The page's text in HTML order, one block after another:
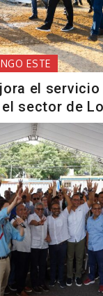
ESTE
el servicio
sector de